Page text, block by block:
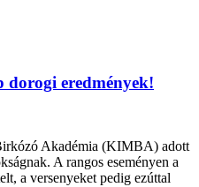
dorogi eredmények!
Akadémia (KIMBA) adott
A rangos eseményen a
a versenyeket pedig ezúttal